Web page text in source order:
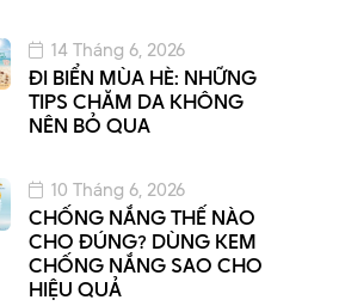
ĐI BIỂN MÙA HÈ: NHỮNG
TIPS CHĂM DA KHÔNG
NÊN BỎ QUA
14 Tháng 6, 2026
CHỐNG NẮNG THẾ NÀO
CHO ĐÚNG? DÙNG KEM
CHỐNG NẮNG SAO CHO
HIỆU QUẢ
10 Tháng 6, 2026